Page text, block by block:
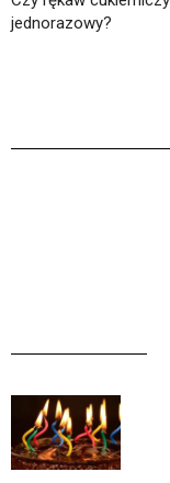
jednorazowy?